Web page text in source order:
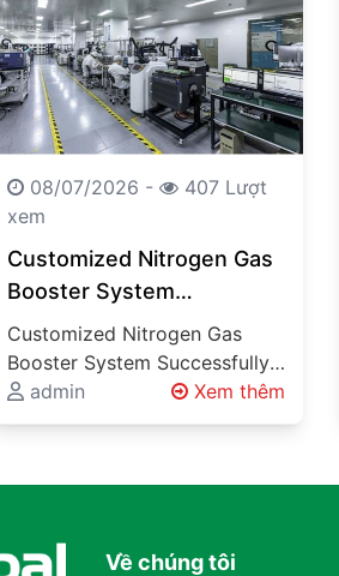
08/07/2026 -
407 Lượt
xem
Customized Nitrogen Gas
Booster System
Successfully Delivered
Through Midra Global’s
Engineering Expertise
Engineering Solutions
Customized Nitrogen Gas
Booster System Successfully
Delivered Through Midra
Global's Engineering Expertise
admin Xem thêm
Về chúng tôi